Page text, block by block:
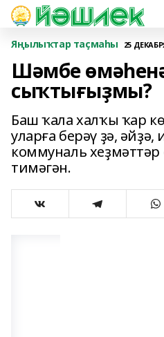
Яңылыҡтар таҫмаһы 25
Шәмбе
сыҡтығыҙмы?
Баш ҡала халҡы ҡар
уларға берәү ҙә,
коммуналь
тимәгән.